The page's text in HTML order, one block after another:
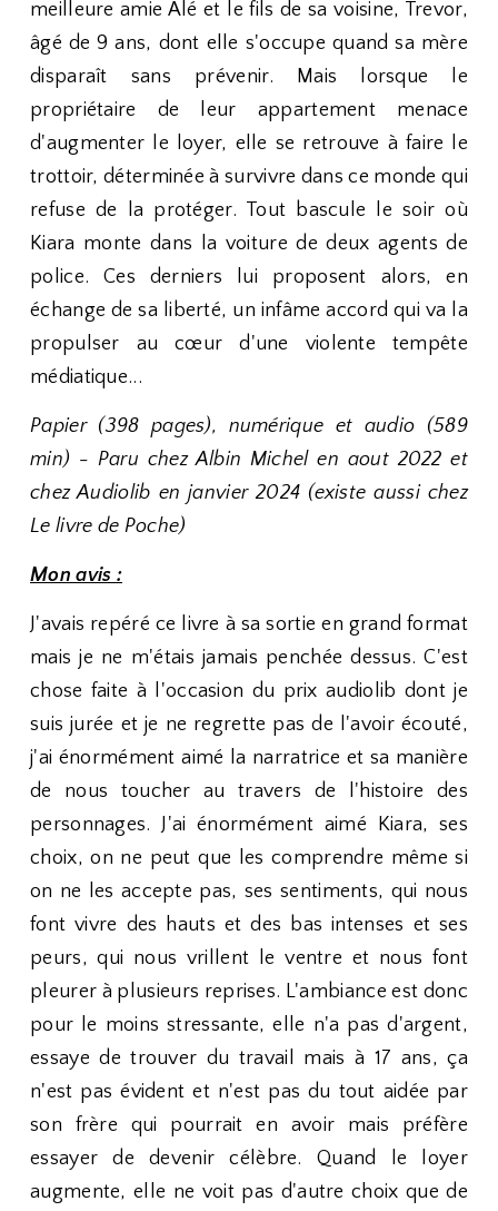
meilleure amie Alé et le fils de sa voisine, Trevor,
âgé de 9 ans, dont elle s'occupe quand sa mère
disparaît sans prévenir. Mais lorsque le
propriétaire de leur appartement menace
d'augmenter le loyer, elle se retrouve à faire le
trottoir, déterminée à survivre dans ce monde qui
refuse de la protéger. Tout bascule le soir où
Kiara monte dans la voiture de deux agents de
police. Ces derniers lui proposent alors, en
échange de sa liberté, un infâme accord qui va la
propulser au cœur d'une violente tempête
médiatique...
Papier (398 pages), numérique et audio (589
min) - Paru chez Albin Michel en aout 2022 et
chez Audiolib en janvier 2024 (existe aussi chez
Le livre de Poche)
Mon avis :
J'avais repéré ce livre à sa sortie en grand format
mais je ne m'étais jamais penchée dessus. C'est
chose faite à l'occasion du prix audiolib dont je
suis jurée et je ne regrette pas de l'avoir écouté,
j'ai énormément aimé la narratrice et sa manière
de nous toucher au travers de l'histoire des
personnages. J'ai énormément aimé Kiara, ses
choix, on ne peut que les comprendre même si
on ne les accepte pas, ses sentiments, qui nous
font vivre des hauts et des bas intenses et ses
peurs, qui nous vrillent le ventre et nous font
pleurer à plusieurs reprises. L'ambiance est donc
pour le moins stressante, elle n'a pas d'argent,
essaye de trouver du travail mais à 17 ans, ça
n'est pas évident et n'est pas du tout aidée par
son frère qui pourrait en avoir mais préfère
essayer de devenir célèbre. Quand le loyer
augmente, elle ne voit pas d'autre choix que de